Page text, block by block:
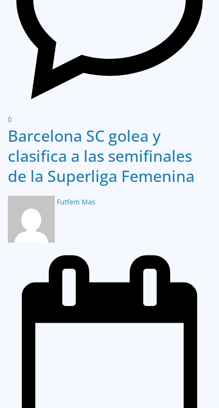
0
Barcelona SC golea y
clasifica a las semifinales
de la Superliga Femenina
Futfem Mas